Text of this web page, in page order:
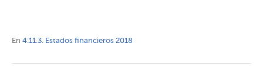
En 4.11.3. Estados financieros 2018